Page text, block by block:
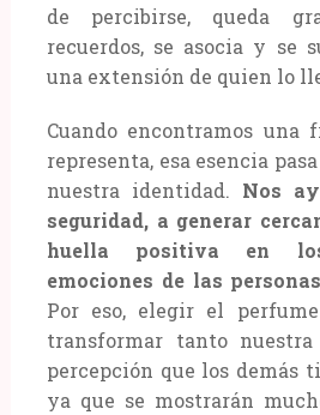
de percibirse, queda
recuerdos, se asocia y se
una extensión de quien lo
Cuando encontramos una
representa, esa esencia
nuestra identidad. Nos
seguridad, a generar
huella positiva en
emociones de las
Por eso, elegir el perfume
transformar tanto
percepción que los demás
ya que se mostrarán